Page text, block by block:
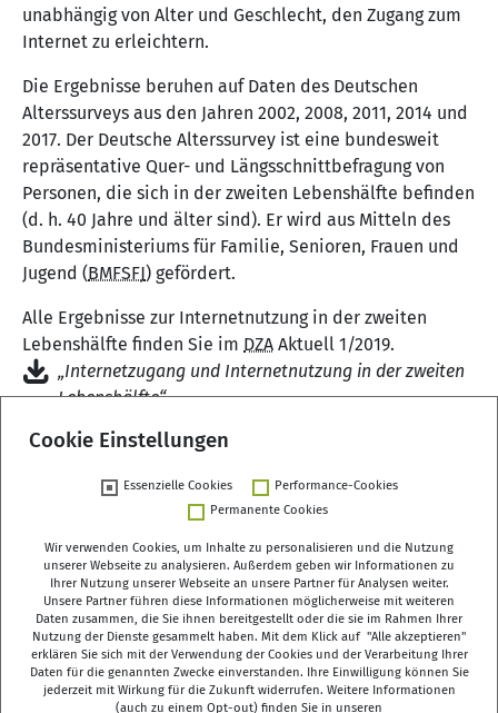
unabhängig von Alter und Geschlecht, den Zugang zum
Internet zu erleichtern.
Die Ergebnisse beruhen auf Daten des Deutschen
Alterssurveys aus den Jahren 2002, 2008, 2011, 2014 und
2017. Der Deutsche Alterssurvey ist eine bundesweit
repräsentative Quer- und Längsschnittbefragung von
Personen, die sich in der zweiten Lebenshälfte befinden
(d. h. 40 Jahre und älter sind). Er wird aus Mitteln des
Bundesministeriums für Familie, Senioren, Frauen und
Jugend (BMFSFJ) gefördert.
Alle Ergebnisse zur Internetnutzung in der zweiten
Lebenshälfte finden Sie im DZA Aktuell 1/2019.
„Internetzugang und Internetnutzung in der zweiten
Lebenshälfte“
Zurück
Deutsches Zentrum für Altersfragen (DZA)
Manfred-von-Richthofen-Straße 2
12101 Berlin
Cookie Einstellungen
Essenzielle Cookies
Performance-Cookies
Permanente Cookies
Wir verwenden Cookies, um Inhalte zu personalisieren und die Nutzung
unserer Webseite zu analysieren. Außerdem geben wir Informationen zu
Ihrer Nutzung unserer Webseite an unsere Partner für Analysen weiter.
Unsere Partner führen diese Informationen möglicherweise mit weiteren
Daten zusammen, die Sie ihnen bereitgestellt oder die sie im Rahmen Ihrer
Nutzung der Dienste gesammelt haben. Mit dem Klick auf "Alle akzeptieren"
erklären Sie sich mit der Verwendung der Cookies und der Verarbeitung Ihrer
Daten für die genannten Zwecke einverstanden. Ihre Einwilligung können Sie
jederzeit mit Wirkung für die Zukunft widerrufen. Weitere Informationen
(auch zu einem Opt-out) finden Sie in unseren